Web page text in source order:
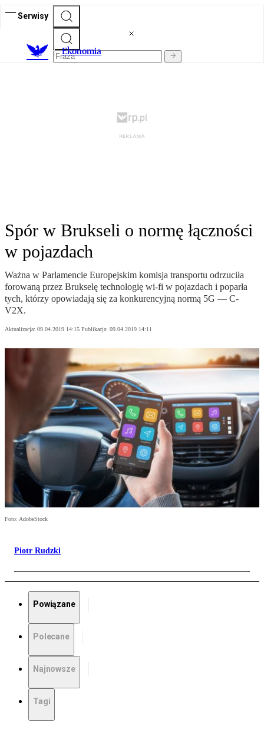
Serwisy
Ekonomia
Spór w Brukseli o normę łączności
w pojazdach
Ważna w Parlamencie Europejskim komisja transportu odrzuciła
forowaną przez Brukselę technologię wi-fi w pojazdach i poparła
tych, którzy opowiadają się za konkurencyjną normą 5G — C-
V2X.
Aktualizacja: 09.04.2019 14:15 Publikacja: 09.04.2019 14:11
Foto: AdobeStock
Piotr Rudzki
Powiązane
Polecane
Najnowsze
Tagi